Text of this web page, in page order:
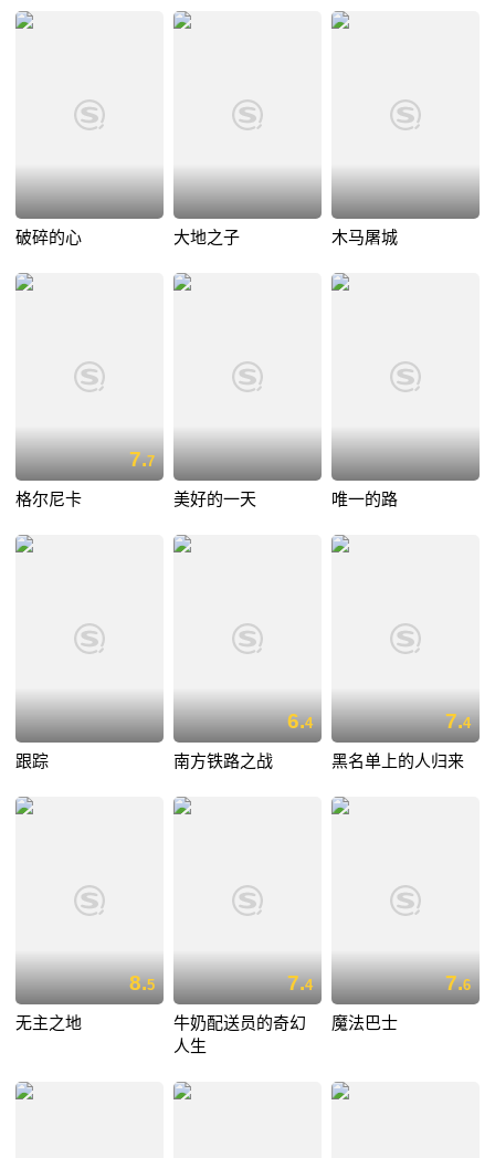
破碎的心 大地之子 木马屠城
7.7
格尔尼卡 美好的一天 唯一的路
跟踪
6.4
南方铁路之战
7.4
黑名单上的人归来
8.5
无主之地
7.4
牛奶配送员的奇幻
人生
7.6
魔法巴士